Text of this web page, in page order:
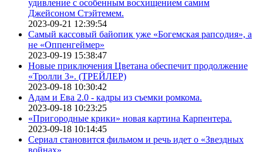
удивление с особенным восхищением самим
Джейсоном Стэйтемем.
2023-09-21 12:39:54
Самый кассовый байопик уже «Богемская рапсодия», а
не «Оппенгеймер»
2023-09-19 15:38:47
Новые приключения Цветана обеспечит продолжение
«Тролли 3». (ТРЕЙЛЕР)
2023-09-18 10:30:42
Адам и Ева 2.0 - кадры из съемки ромкома.
2023-09-18 10:23:25
«Пригородные крики» новая картина Карпентера.
2023-09-18 10:14:45
Сериал становится фильмом и речь идет о «Звездных
войнах»